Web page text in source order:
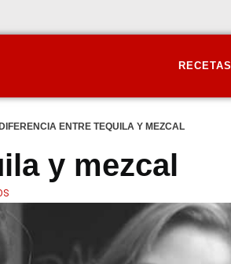
RECETAS
DIFERENCIA ENTRE TEQUILA Y MEZCAL
y mezcal